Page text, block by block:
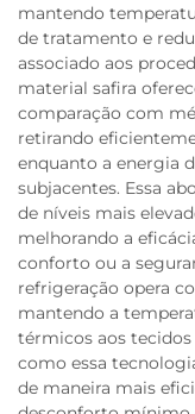
mantendo
de tratamento e
associado aos
material safira
comparação com
retirando
enquanto a energia
subjacentes. Essa
de níveis mais
melhorando a
conforto ou a
refrigeração opera
mantendo a
térmicos aos
como essa
de maneira mais